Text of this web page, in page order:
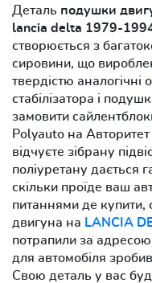
Деталь подушки
lancia delta 1979-
створюється з
сировини, що
твердістю
стабілізатора і
замовити
Polyauto на
відчуєте зібрану
поліуретану дається
скільки проїде ваш
питаннями де купити,
двигуна на LANCIA
потрапили за
для автомобіля
Свою деталь у вас